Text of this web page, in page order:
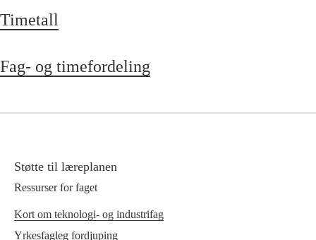
Timetall
Fag- og timefordeling
Støtte til læreplanen
Ressurser for faget
Kort om teknologi- og industrifag
Yrkesfagleg fordjuping